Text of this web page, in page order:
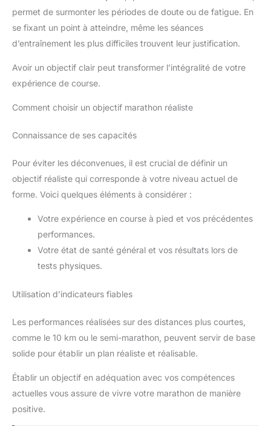
permet de surmonter les périodes de doute ou de fatigue. En
se fixant un point à atteindre, même les séances
d’entraînement les plus difficiles trouvent leur justification.
Avoir un objectif clair peut transformer l’intégralité de votre
expérience de course.
Comment choisir un objectif marathon réaliste
Connaissance de ses capacités
Pour éviter les déconvenues, il est crucial de définir un
objectif réaliste qui corresponde à votre niveau actuel de
forme. Voici quelques éléments à considérer :
Votre expérience en course à pied et vos précédentes
performances.
Votre état de santé général et vos résultats lors de
tests physiques.
Utilisation d’indicateurs fiables
Les performances réalisées sur des distances plus courtes,
comme le 10 km ou le semi-marathon, peuvent servir de base
solide pour établir un plan réaliste et réalisable.
Établir un objectif en adéquation avec vos compétences
actuelles vous assure de vivre votre marathon de manière
positive.